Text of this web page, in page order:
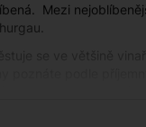
Mezi
jsou typicky suchá,